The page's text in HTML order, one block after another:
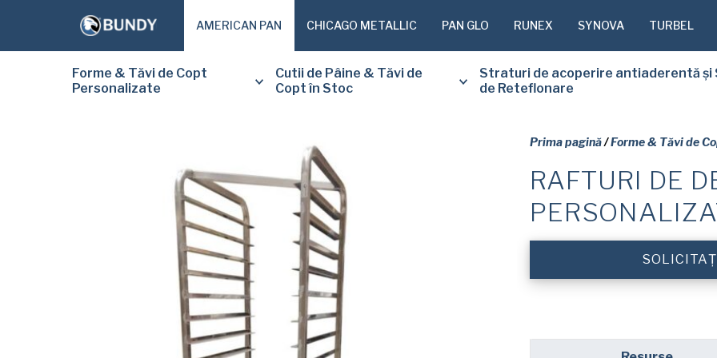
AMERICAN PAN CHICAGO METALLIC PAN GLO RUNEX SYNOVA TURBEL
Forme & Tăvi de Copt
Personalizate
Cutii de Pâine & Tăvi de
Copt în Stoc
Straturi de acoperire antiaderentă și
de Reteflonare
Prima pagină/Forme & Tăvi de
RAFTURI DE
VĂ
PRIMI